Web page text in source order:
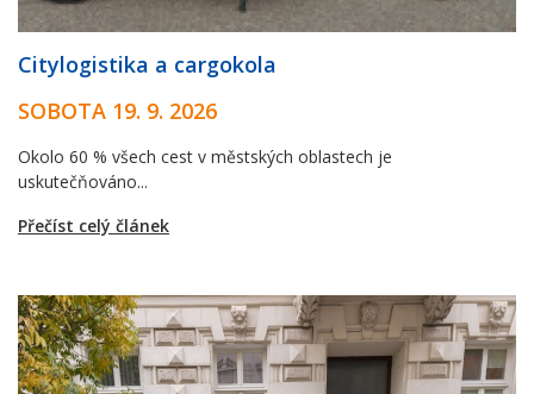
Citylogistika a cargokola
SOBOTA 19. 9. 2026
Okolo 60 % všech cest v městských oblastech je
uskutečňováno...
Přečíst celý článek